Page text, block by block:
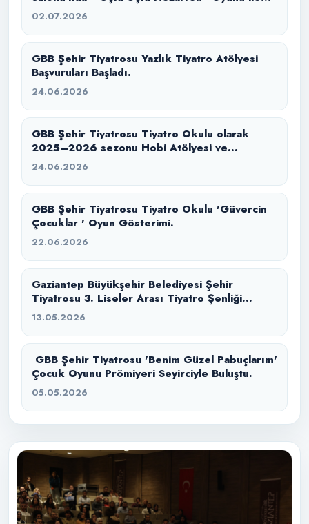
İzleyicilerimizle Buluştuk.
02.07.2026
GBB Şehir Tiyatrosu Yazlık Tiyatro Atölyesi
Başvuruları Başladı.
24.06.2026
GBB Şehir Tiyatrosu Tiyatro Okulu olarak
2025–2026 sezonu Hobi Atölyesi ve
Konservatuvara Hazırlık eğitim sürecimizi
24.06.2026
GBB Şehir Tiyatrosu Tiyatro Okulu 'Güvercin
Çocuklar ' Oyun Gösterimi.
22.06.2026
Gaziantep Büyükşehir Belediyesi Şehir
Tiyatrosu 3. Liseler Arası Tiyatro Şenliği
başlıyor.
13.05.2026
GBB Şehir Tiyatrosu 'Benim Güzel Pabuçlarım'
Çocuk Oyunu Prömiyeri Seyirciyle Buluştu.
05.05.2026